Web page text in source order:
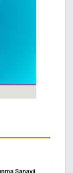
Sanayii